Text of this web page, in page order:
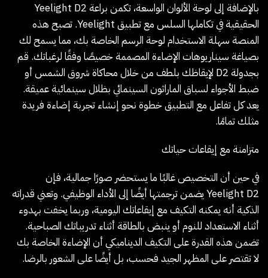
بالإضافة إلى لوحة الألوان الواسعة، تكمن براعة Yeelight D2
الحقيقية في تكاملها السلس مع تطبيق Yeelight. تصبح هذه
المنصة سهلة الاستخدام لوحة الرسم الخاصة بك، مما يسمح لك
بصياغة سيناريوهات الإضاءة المصممة خصيصًا وفقًا لرغباتك. قم
بجدولة D2 لإيقاظك بلطف من خلال محاكاة شروق الشمس أو
ضبط الأجواء لسباق الماراثون السينمائي بظلال سينمائية عميقة.
يعد كل تفاعل مع التطبيق خطوة نحو إنشاء تجربة إضاءة فريدة
مثلك تمامًا.
متزامنة مع إيقاعات حياتك
في حين أن التخصيص غالبًا ما يستحضر صورًا جمالية، فإن
Yeelight D2 يضمن ترجمتها أيضًا إلى الأداء الوظيفي. وتعني قدراته
الذكية أنه يمكنه التكيف مع إيقاعاتك اليومية، وربما يخفت بهدوء
أثناء الاستعداد للنوم أو ينبض بالطاقة أثناء تدريباتك الصباحية.
تضمن هذه القدرة على التكيف الديناميكي أن الإضاءة الخاصة بك
لا تقتصر على المظهر الجيد فحسب، بل أيضًا على الشعور بالرضا.